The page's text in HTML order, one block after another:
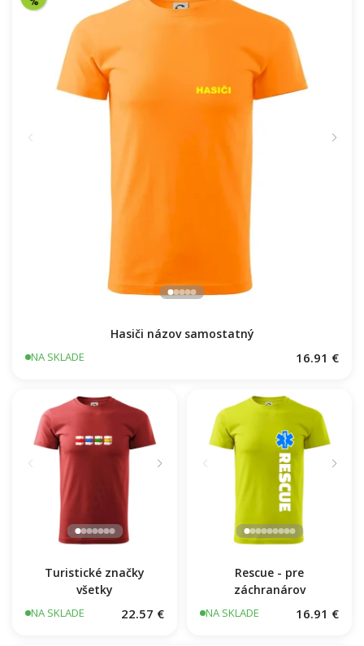
Hasiči názov samostatný
NA SKLADE 16.91 €
Turistické značky
všetky
NA SKLADE 22.57 €
Rescue - pre
záchranárov
NA SKLADE 16.91 €